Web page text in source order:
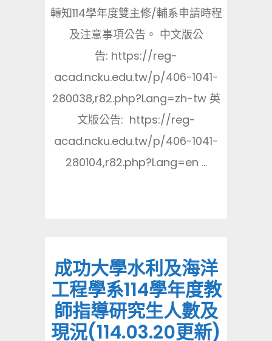
轉知114學年度雙主修/輔系申請時程
及注意事項公告。 中文版公
告: https://reg-
acad.ncku.edu.tw/p/406-1041-
280038,r82.php?Lang=zh-tw 英
文版公告: https://reg-
acad.ncku.edu.tw/p/406-1041-
280104,r82.php?Lang=en ...
成功大學水利及海洋
工程學系114學年度教
師指導研究生人數及
現況(114.03.20更新)